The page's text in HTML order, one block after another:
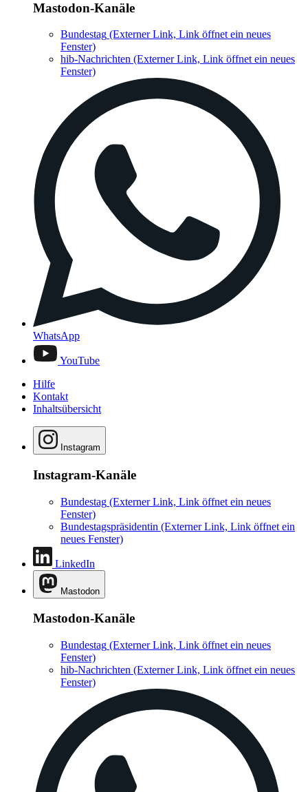
Mastodon-Kanäle
Bundestag (Externer Link, Link öffnet ein neues
Fenster)
hib-Nachrichten (Externer Link, Link öffnet ein neues
Fenster)
WhatsApp
YouTube
Hilfe
Kontakt
Inhaltsübersicht
Instagram
Instagram-Kanäle
Bundestag (Externer Link, Link öffnet ein neues
Fenster)
Bundestagspräsidentin (Externer Link, Link öffnet ein
neues Fenster)
LinkedIn
Mastodon
Mastodon-Kanäle
Bundestag (Externer Link, Link öffnet ein neues
Fenster)
hib-Nachrichten (Externer Link, Link öffnet ein neues
Fenster)